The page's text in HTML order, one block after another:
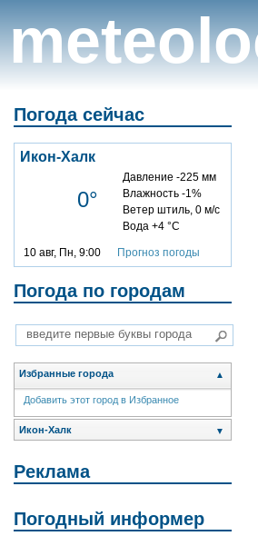
Погода сейчас
Икон-Халк
0°
Давление -225 мм
Влажность -1%
Ветер штиль, 0 м/с
Вода +4 °C
10 авг, Пн, 9:00 Прогноз погоды
Погода по городам
Избранные города ▲
Добавить этот город в Избранное
Икон-Халк ▼
Реклама
Погодный информер